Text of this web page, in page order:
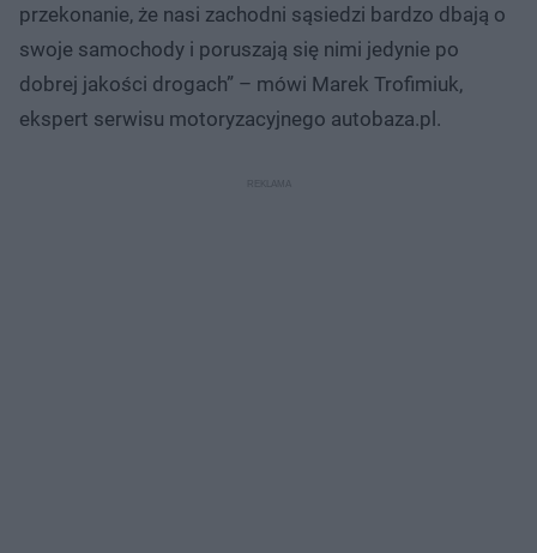
przekonanie, że nasi zachodni sąsiedzi bardzo dbają o
swoje samochody i poruszają się nimi jedynie po
dobrej jakości drogach” – mówi Marek Trofimiuk,
ekspert serwisu motoryzacyjnego autobaza.pl.